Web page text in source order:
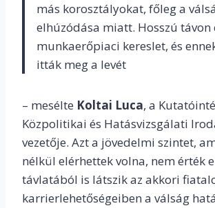
más korosztályokat, főleg a
elhúzódása miatt. Hosszú távon
munkaerőpiaci kereslet, és
itták meg a levét
– mesélte Koltai Luca, a
Közpolitikai és Hatásvizsgálati
vezetője. Azt a jövedelmi szintet,
nélkül elérhettek volna, nem érték
távlatából is látszik az akkori
karrierlehetőségeiben a válság